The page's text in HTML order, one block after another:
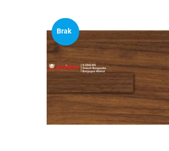
Brak